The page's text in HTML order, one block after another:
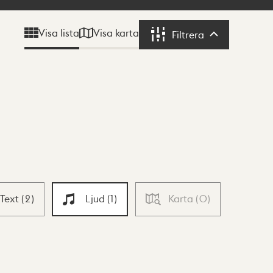
Visa lista Visa karta Filtrera Filtrera
Text (2) Ljud (1) Karta (0)